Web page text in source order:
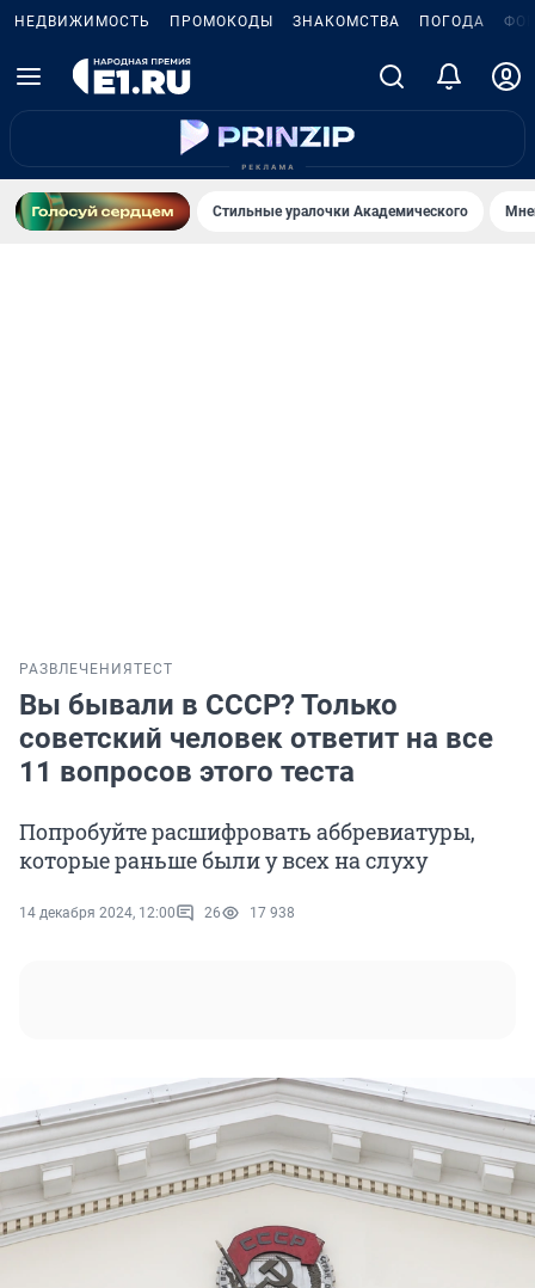
НЕДВИЖИМОСТЬ ПРОМОКОДЫ ЗНАКОМСТВА ПОГОДА
Стильные уралочки Академического
РАЗВЛЕЧЕНИЯ ТЕСТ
Вы бывали в СССР? Только
советский человек ответит на все
11 вопросов этого теста
Попробуйте расшифровать аббревиатуры,
которые раньше были у всех на слуху
14 декабря 2024, 12:00 26 17 938